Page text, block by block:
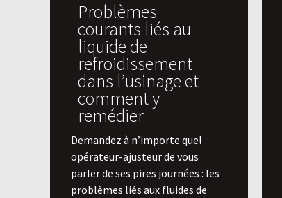
Problèmes
courants liés au
liquide de
refroidissement
dans l’usinage et
comment y
remédier
Demandez à n’importe quel
opérateur-ajusteur de vous
parler de ses pires journées : les
problèmes liés aux fluides de